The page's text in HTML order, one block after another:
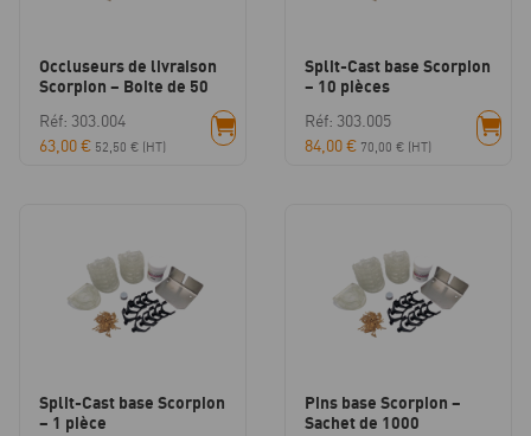
Occluseurs de livraison
Scorpion – Boite de 50
Réf: 303.004
63,00€ 52,50 € (HT)
Split-Cast base Scorpion
– 10 pièces
Réf: 303.005
84,00€ 70,00 € (HT)
Split-Cast base Scorpion
– 1 pièce
Pins base Scorpion –
Sachet de 1000